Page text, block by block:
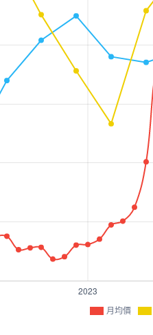
月均價